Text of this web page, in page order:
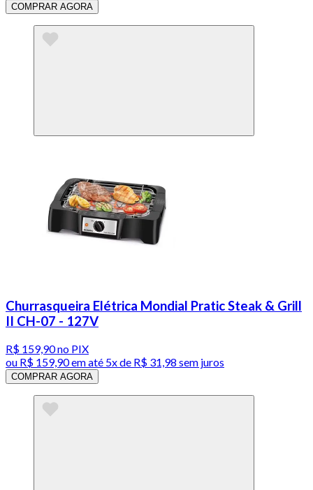
COMPRAR AGORA
Churrasqueira Elétrica Mondial Pratic Steak & Grill
II CH-07 - 127V
R$ 159,90no PIX
ou R$ 159,90em até 5x de R$ 31,98 sem juros
COMPRAR AGORA